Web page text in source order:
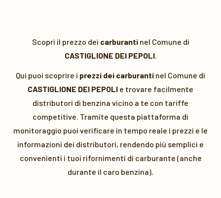
Scopri il prezzo dei carburantinel Comune di
CASTIGLIONE DEI PEPOLI.
Qui puoi scoprire i prezzi dei carburanti nel Comune di
CASTIGLIONE DEI PEPOLI e trovare facilmente
distributori di benzina vicino a te con tariffe
competitive. Tramite questa piattaforma di
monitoraggio puoi verificare in tempo reale i prezzi e le
informazioni dei distributori, rendendo più semplici e
convenienti i tuoi rifornimenti di carburante (anche
durante il caro benzina).